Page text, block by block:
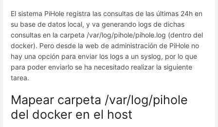
El sistema PiHole registra las consultas de las últimas 24h en
su base de datos local, y va generando logs de dichas
consultas en la carpeta /var/log/pihole/pihole.log (dentro del
docker). Pero desde la web de administración de PiHole no
hay una opción para enviar los logs a un syslog, por lo que
para poder enviarlo se ha necesitado realizar la siguiente
tarea.
Mapear carpeta /var/log/pihole
del docker en el host